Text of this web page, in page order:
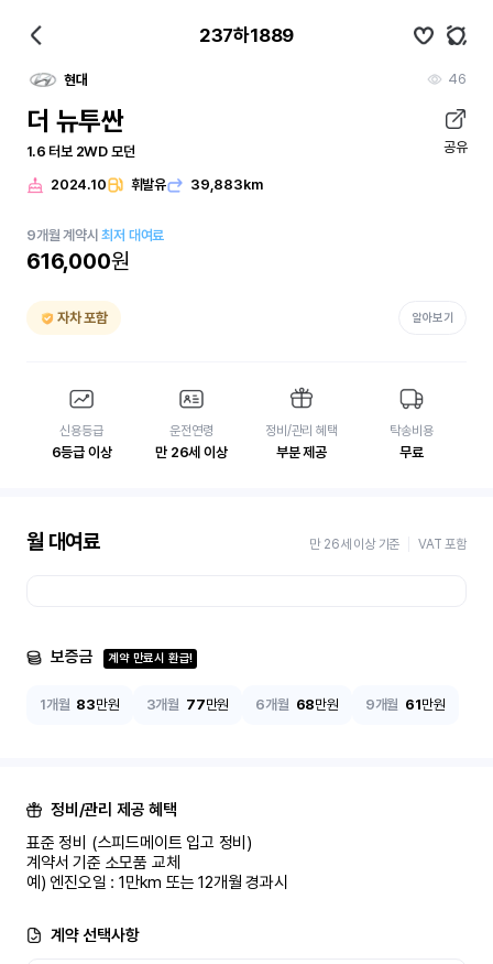
237하1889
현대 46
더 뉴투싼
1.6 터보 2WD 모던 공유
2024.10 휘발유 39,883km
9개월 계약시최저 대여료
616,000원
자차 포함 알아보기
신용등급
6등급 이상
운전연령
만 26세 이상
정비/관리 혜택
부분 제공
탁송비용
무료
월 대여료 만 26세 이상 기준 VAT 포함
보증금 계약 만료시 환급!
1개월 83만원 3개월 77만원 6개월 68만원 9개월 61만원
정비/관리 제공 혜택
표준 정비 (스피드메이트 입고 정비)
계약서 기준 소모품 교체
예) 엔진오일 : 1만km 또는 12개월 경과시
계약 선택사항